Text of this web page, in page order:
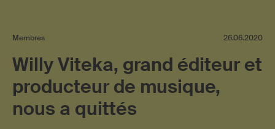
Membres 26.06.2020
Willy Viteka, grand éditeur et
producteur de musique,
nous a quittés